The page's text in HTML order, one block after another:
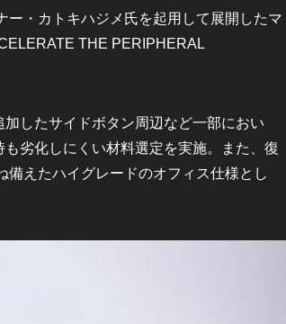
・カトキハジメ氏を起用して展開したマ
THE PERIPHERAL
したサイドボタン周辺など一部におい
劣化しにくい材料選定を実施。また、復
えたハイグレードのオフィス仕様とし